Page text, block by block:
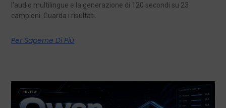
l'audio multilingue e la generazione di 120 secondi su 23
campioni. Guarda i risultati.
Per Saperne Di Più